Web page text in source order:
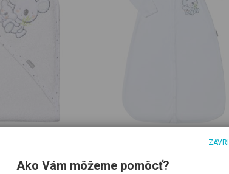
bavlnený spací vak
Ako Vám môžeme pomôcť?